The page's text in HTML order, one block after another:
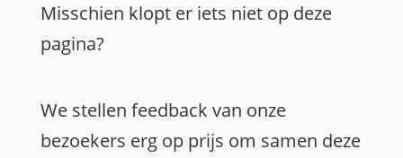
Misschien klopt er iets niet op deze
pagina?
We stellen feedback van onze
bezoekers erg op prijs om samen deze